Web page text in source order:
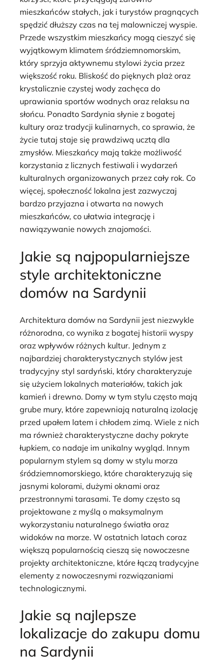
mieszkańców stałych, jak i turystów pragnących
spędzić dłuższy czas na tej malowniczej wyspie.
Przede wszystkim mieszkańcy mogą cieszyć się
wyjątkowym klimatem śródziemnomorskim,
który sprzyja aktywnemu stylowi życia przez
większość roku. Bliskość do pięknych plaż oraz
krystalicznie czystej wody zachęca do
uprawiania sportów wodnych oraz relaksu na
słońcu. Ponadto Sardynia słynie z bogatej
kultury oraz tradycji kulinarnych, co sprawia, że
życie tutaj staje się prawdziwą ucztą dla
zmysłów. Mieszkańcy mają także możliwość
korzystania z licznych festiwali i wydarzeń
kulturalnych organizowanych przez cały rok. Co
więcej, społeczność lokalna jest zazwyczaj
bardzo przyjazna i otwarta na nowych
mieszkańców, co ułatwia integrację i
nawiązywanie nowych znajomości.
Jakie są najpopularniejsze
style architektoniczne
domów na Sardynii
Architektura domów na Sardynii jest niezwykle
różnorodna, co wynika z bogatej historii wyspy
oraz wpływów różnych kultur. Jednym z
najbardziej charakterystycznych stylów jest
tradycyjny styl sardyński, który charakteryzuje
się użyciem lokalnych materiałów, takich jak
kamień i drewno. Domy w tym stylu często mają
grube mury, które zapewniają naturalną izolację
przed upałem latem i chłodem zimą. Wiele z nich
ma również charakterystyczne dachy pokryte
łupkiem, co nadaje im unikalny wygląd. Innym
popularnym stylem są domy w stylu morza
śródziemnomorskiego, które charakteryzują się
jasnymi kolorami, dużymi oknami oraz
przestronnymi tarasami. Te domy często są
projektowane z myślą o maksymalnym
wykorzystaniu naturalnego światła oraz
widoków na morze. W ostatnich latach coraz
większą popularnością cieszą się nowoczesne
projekty architektoniczne, które łączą tradycyjne
elementy z nowoczesnymi rozwiązaniami
technologicznymi.
Jakie są najlepsze
lokalizacje do zakupu domu
na Sardynii